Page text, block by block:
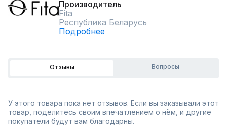
Производитель
Fita
Республика Беларусь
Подробнее
Отзывы Вопросы
У этого товара пока нет отзывов. Если вы заказывали этот
товар, поделитесь своим впечатлением о нём, и другие
покупатели будут вам благодарны.